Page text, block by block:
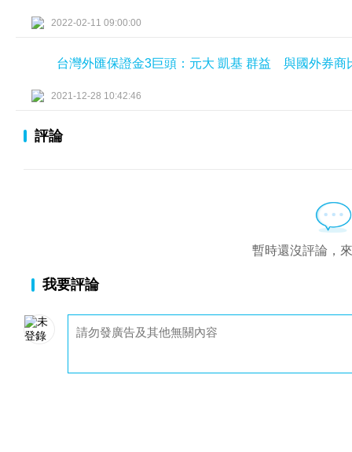
2022-02-11 09:00:00
台灣外匯保證金3巨頭：元大 凱基 群益 與國外券商
2021-12-28 10:42:46
評論
暫時還沒評論，
我要評論